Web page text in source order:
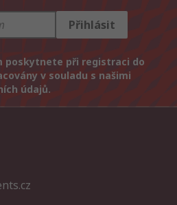
Přihlásit
poskytnete při registraci do
v souladu s našimi
údajů.